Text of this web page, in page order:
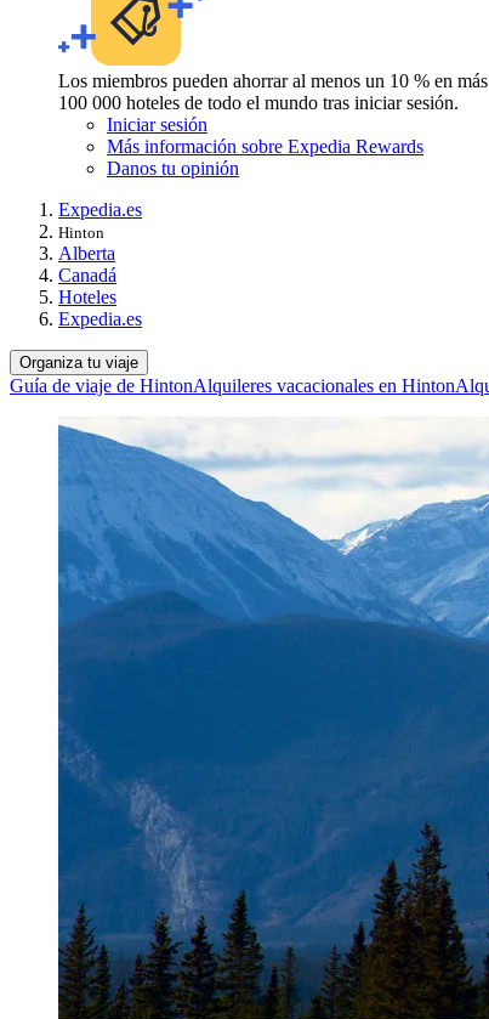
Los miembros pueden ahorrar al menos un 10 % en
100 000 hoteles de todo el mundo tras iniciar sesión.
Iniciar sesión
Más información sobre Expedia Rewards
Danos tu opinión
Expedia.es
Hinton
Alberta
Canadá
Hoteles
Expedia.es
Organiza tu viaje
Guía de viaje de HintonAlquileres vacacionales en Hinton